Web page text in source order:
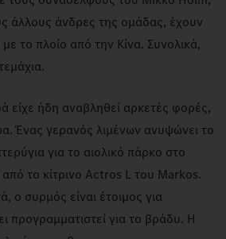
άλλους άνδρες της ομάδας, έχουν
το πλοίο από την Κίνα. Συνολικά,
είχε ήδη αναβληθεί αρκετές φορές,
Ένας γερανός λιμένων ανυψώνει το
για το αιολικό πάρκο στο
το κίτρινο Actros L του Markos.
ο συρμός είναι έτοιμος για
προγραμματιστεί για το βράδυ. Η